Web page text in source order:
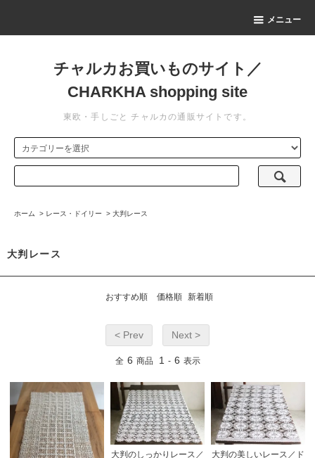
メニュー
チャルカお買いものサイト／
CHARKHA shopping site
東欧・手しごと チャルカの通販サイトです。
ホーム > レース・ドイリー > 大判レース
大判レース
おすすめ順 価格順 新着順
< Prev Next >
全 6 商品 1 - 6 表示
大判のしっかりレース／
大判の美しいレース／ド